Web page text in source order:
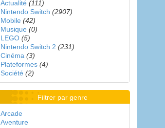
Actualité (111)
Nintendo Switch (2907)
Mobile (42)
Musique (0)
LEGO (5)
Nintendo Switch 2 (231)
Cinéma (3)
Plateformes (4)
Société (2)
Filtrer par genre
Arcade
Aventure